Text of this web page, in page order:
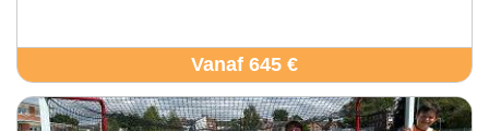
Vanaf 645 €